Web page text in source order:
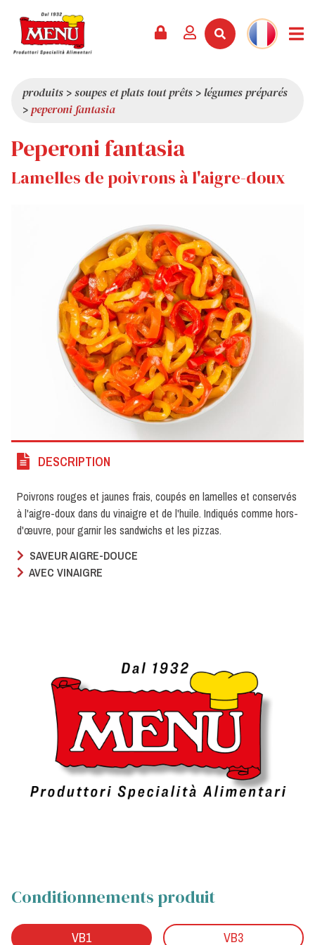
CATALOGUE
SERVICES
DERNIÈRES NOUVEAUTÉS
PRIX
REVUE DE PRESSE
QUI SOMMES-NOUS
QUALITÉ
VALEURS
CURIOSITÉS
produits >soupes et plats tout prêts >légumes préparés
>peperoni fantasia
Peperoni fantasia
Lamelles de poivrons à l'aigre-doux
DESCRIPTION
Poivrons rouges et jaunes frais, coupés en lamelles et conservés
à l'aigre-doux dans du vinaigre et de l'huile. Indiqués comme hors-
d'œuvre, pour garnir les sandwichs et les pizzas.
SAVEUR AIGRE-DOUCE
AVEC VINAIGRE
Conditionnements produit
VB1 VB3